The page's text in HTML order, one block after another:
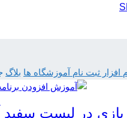
بلاگ
بازی در لیست